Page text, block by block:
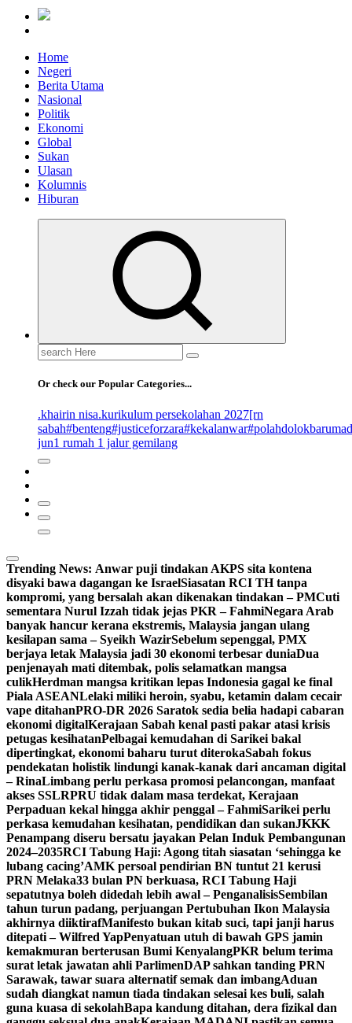
Home
Negeri
Berita Utama
Nasional
Politik
Ekonomi
Global
Sukan
Ulasan
Kolumnis
Hiburan
Search
for:
Or check our Popular Categories...
.khairin nisa.kurikulum persekolahan 2027[rn
sabah#benteng#justiceforzara#kekalanwar
jun1 rumah 1 jalur gemilang
Trending News: Anwar puji tindakan AKPS sita kontena
disyaki bawa dagangan ke IsraelSiasatan RCI TH tanpa
kompromi, yang bersalah akan dikenakan tindakan – PMCuti
sementara Nurul Izzah tidak jejas PKR – FahmiNegara Arab
banyak hancur kerana ekstremis, Malaysia jangan ulang
kesilapan sama – Syeikh WazirSebelum sepenggal, PMX
berjaya letak Malaysia jadi 30 ekonomi terbesar duniaDua
penjenayah mati ditembak, polis selamatkan mangsa
culikHerdman mangsa kritikan lepas Indonesia gagal ke final
Piala ASEANLelaki miliki heroin, syabu, ketamin dalam cecair
vape ditahanPRO-DR 2026 Saratok sedia belia hadapi cabaran
ekonomi digitalKerajaan Sabah kenal pasti pakar atasi krisis
petugas kesihatanPelbagai kemudahan di Sarikei bakal
dipertingkat, ekonomi baharu turut diterokaSabah fokus
pendekatan holistik lindungi kanak-kanak dari ancaman digital
– RinaLimbang perlu perkasa promosi pelancongan, manfaat
akses SSLRPRU tidak dalam masa terdekat, Kerajaan
Perpaduan kekal hingga akhir penggal – FahmiSarikei perlu
perkasa kemudahan kesihatan, pendidikan dan sukanJKKK
Penampang diseru bersatu jayakan Pelan Induk Pembangunan
2024–2035RCI Tabung Haji: Agong titah siasatan ‘sehingga ke
lubang cacing’AMK persoal pendirian BN tuntut 21 kerusi
PRN Melaka33 bulan PN berkuasa, RCI Tabung Haji
sepatutnya boleh didedah lebih awal – PenganalisisSembilan
tahun turun padang, perjuangan Pertubuhan Ikon Malaysia
akhirnya diiktirafManifesto bukan kitab suci, tapi janji harus
ditepati – Wilfred YapPenyatuan utuh di bawah GPS jamin
kemakmuran berterusan Bumi KenyalangPKR belum terima
surat letak jawatan ahli ParlimenDAP sahkan tanding PRN
Sarawak, tawar suara alternatif semak dan imbangAduan
sudah diangkat namun tiada tindakan selesai kes buli, salah
guna kuasa di sekolahBapa kandung ditahan, dera fizikal dan